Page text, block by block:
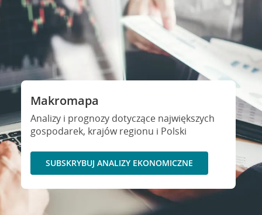
Makromapa
Analizy i prognozy dotyczące największych
gospodarek, krajów regionu i Polski
SUBSKRYBUJ ANALIZY EKONOMICZNE